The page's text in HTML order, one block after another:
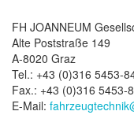
FH JOANNEUM
Alte Poststraße 149
A-8020 Graz
Tel.: +43 (0)316 5453-
Fax.: +43 (0)316 5453-
E-Mail: